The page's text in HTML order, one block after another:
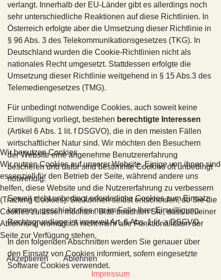
verlangt. Innerhalb der EU-Länder gibt es allerdings noch
sehr unterschiedliche Reaktionen auf diese Richtlinien. In
Österreich erfolgte aber die Umsetzung dieser Richtlinie in
§ 96 Abs. 3 des Telekommunikationsgesetzes (TKG). In
Deutschland wurden die Cookie-Richtlinien nicht als
nationales Recht umgesetzt. Stattdessen erfolgte die
Umsetzung dieser Richtlinie weitgehend in § 15 Abs.3 des
Telemediengesetzes (TMG).
Für unbedingt notwendige Cookies, auch soweit keine
Einwilligung vorliegt, bestehen berechtigte Interessen
(Artikel 6 Abs. 1 lit. f DSGVO), die in den meisten Fällen
wirtschaftlicher Natur sind. Wir möchten den Besuchern
der Website eine angenehme Benutzererfahrung
bescheren und dafür sind bestimmte Cookies oft unbedingt
notwendig.
Soweit nicht unbedingt erforderliche Cookies zum Einsatz
kommen, geschieht dies nur im Falle Ihrer Einwilligung.
Rechtsgrundlage ist insoweit Art. 6 Abs. 1 lit. a DSGVO.
In den folgenden Abschnitten werden Sie genauer über
den Einsatz von Cookies informiert, sofern eingesetzte
Software Cookies verwendet.
Wir benutzen Cookies
Wir nutzen Cookies auf unserer Website. Einige von ihnen sind
essenziell für den Betrieb der Seite, während andere uns
helfen, diese Website und die Nutzererfahrung zu verbessern
(Tracking Cookies). Sie können selbst entscheiden, ob Sie die
Cookies zulassen möchten. Bitte beachten Sie, dass bei einer
Ablehnung womöglich nicht mehr alle Funktionalitäten der
Seite zur Verfügung stehen.
Akzeptieren
Ablehnen
Impressum